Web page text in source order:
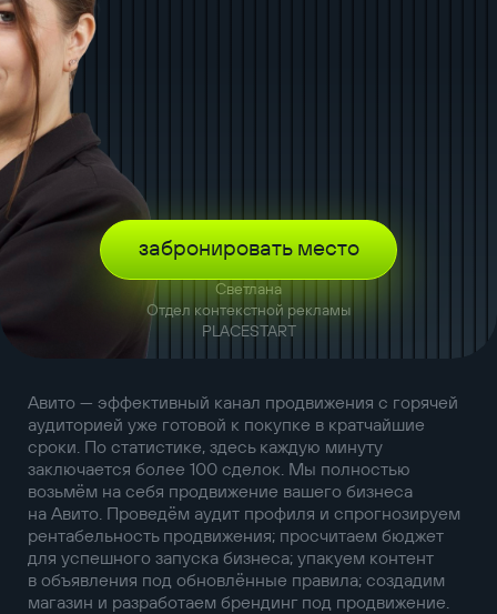
Светлана
Отдел контекстной рекламы
PLACESTART
забронировать место
Авито — эффективный канал продвижения с горячей
аудиторией уже готовой к покупке в кратчайшие
сроки. По статистике, здесь каждую минуту
заключается более 100 сделок. Мы полностью
возьмём на себя продвижение вашего бизнеса
на Авито. Проведём аудит профиля и спрогнозируем
рентабельность продвижения; просчитаем бюджет
для успешного запуска бизнеса; упакуем контент
в объявления под обновлённые правила; создадим
магазин и разработаем брендинг под продвижение.